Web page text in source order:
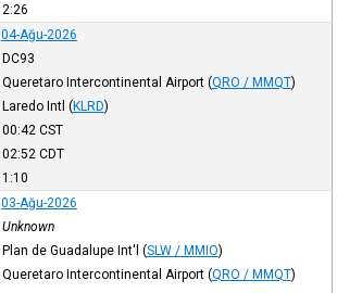
2:26
04-Ağu-2026
DC93
Queretaro Intercontinental Airport (QRO / MMQT)
Laredo Intl (KLRD)
00:42 CST
02:52 CDT
1:10
03-Ağu-2026
Unknown
Plan de Guadalupe Int'l (SLW / MMIO)
Queretaro Intercontinental Airport (QRO / MMQT)